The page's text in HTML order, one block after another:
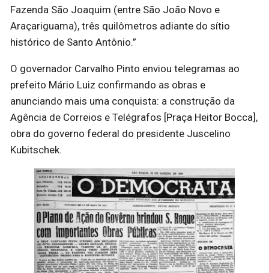
Fazenda São Joaquim (entre São João Novo e
Araçariguama), três quilômetros adiante do sítio
histórico de Santo Antônio.”
O governador Carvalho Pinto enviou telegramas ao
prefeito Mário Luiz confirmando as obras e
anunciando mais uma conquista: a construção da
Agência de Correios e Telégrafos [Praça Heitor Bocca],
obra do governo federal do presidente Juscelino
Kubitschek.